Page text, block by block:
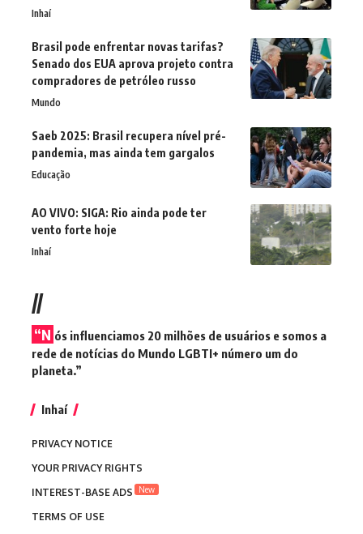
Inhaí
Brasil pode enfrentar novas tarifas?
Senado dos EUA aprova projeto contra
compradores de petróleo russo
Mundo
Saeb 2025: Brasil recupera nível pré-
pandemia, mas ainda tem gargalos
Educação
AO VIVO: SIGA: Rio ainda pode ter
vento forte hoje
Inhaí
//
“N ós influenciamos 20 milhões de usuários e somos a
rede de notícias do Mundo LGBTI+ número um do
planeta.”
Inhaí
PRIVACY NOTICE
YOUR PRIVACY RIGHTS
INTEREST-BASE ADS
New
TERMS OF USE